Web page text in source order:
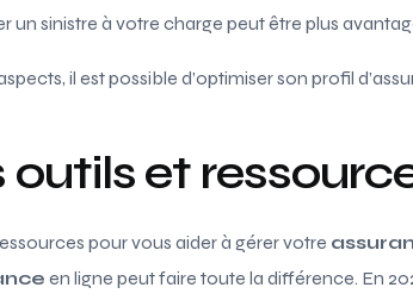
un sinistre à votre charge peut être plus
il est possible d’optimiser son profil
outils et
pour vous aider à gérer votre
en ligne peut faire toute la différence. En